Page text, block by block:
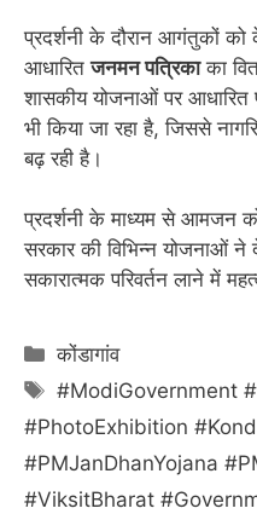
प्रदर्शनी के दौरान आगंतुकों को
आधारितजनमन पत्रिकाका
शासकीय योजनाओं पर आधारित
भी किया जा रहा है, जिससे
बढ़ रही है।
प्रदर्शनी के माध्यम से आमजन
सरकार की विभिन्न योजनाओं
सकारात्मक परिवर्तन लाने में
Categories
कोंडागांव
Tags
#ModiGovernment
#PhotoExhibition
#PMJanDhanYojana
#ViksitBharat